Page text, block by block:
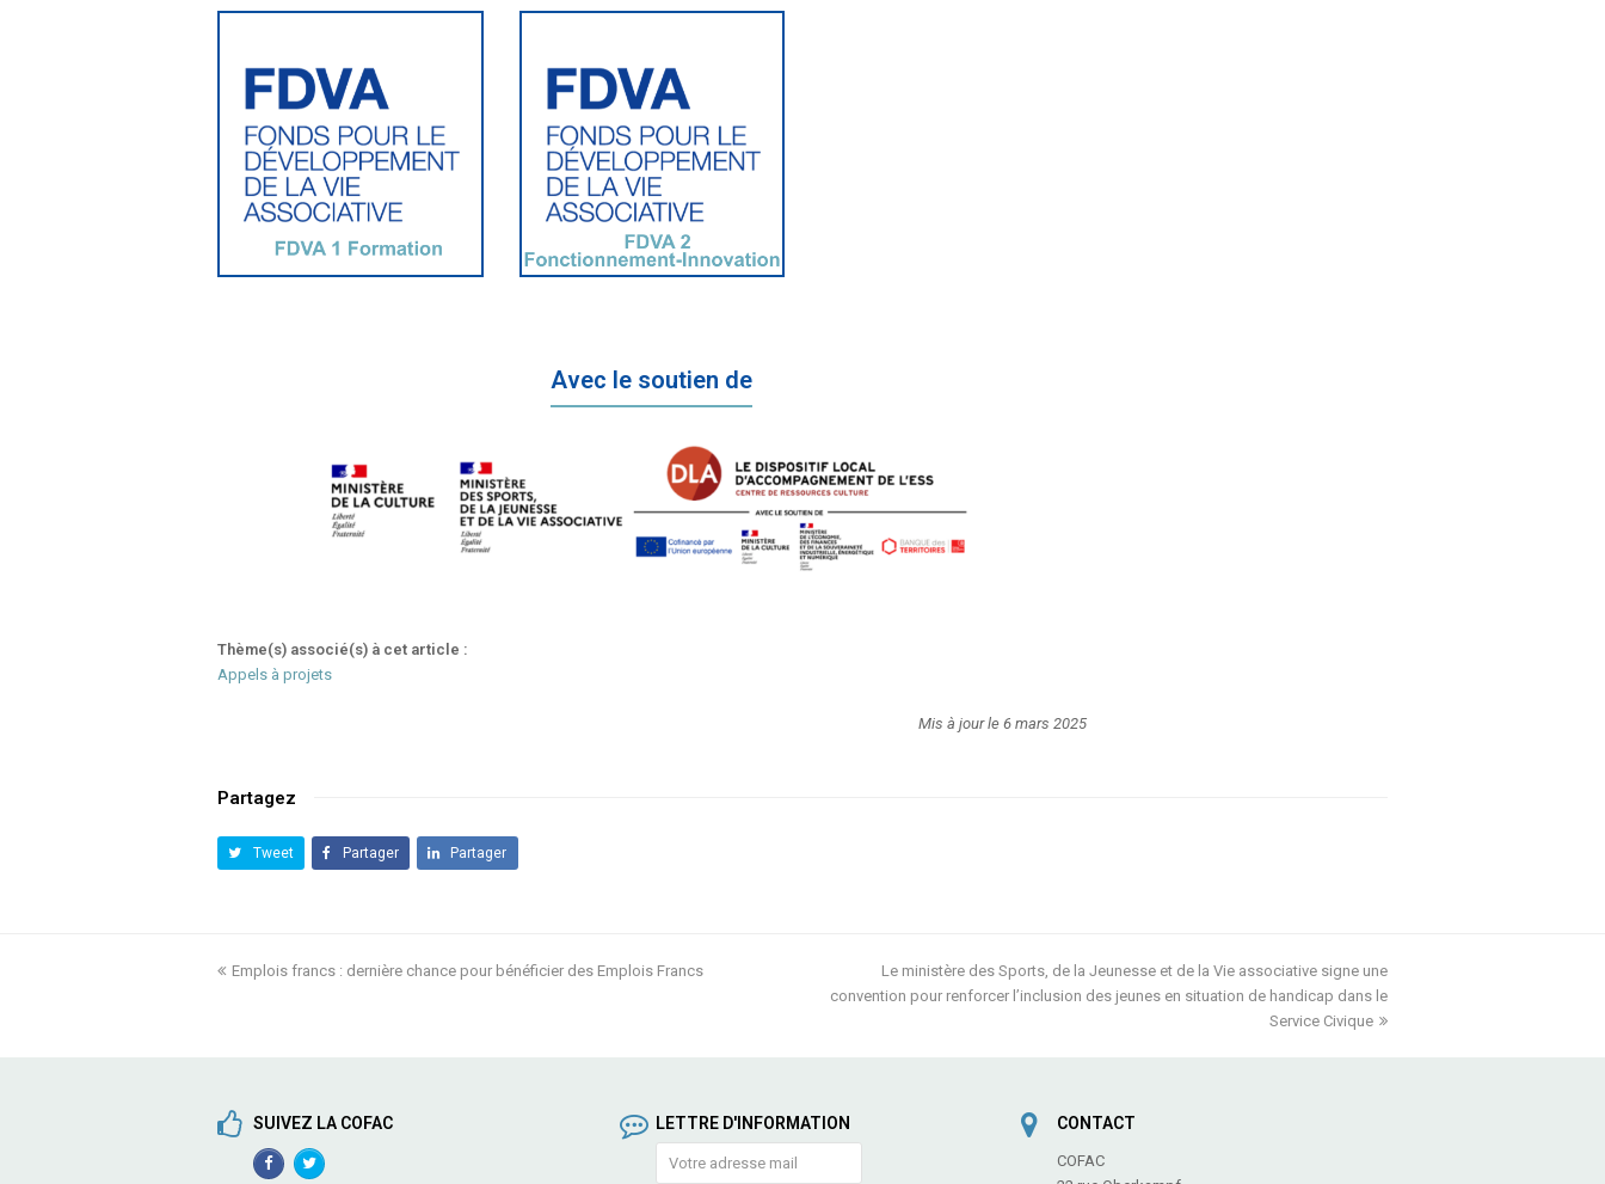
Avec le soutien de
Thème(s) associé(s) à cet article :
Appels à projets
Mis à jour le 6 mars 2025
Partagez
Tweet Partager Partager
previous
Emplois francs : dernière chance pour bénéficier des Emplois Francs
next
post:
Le ministère des Sports, de la Jeunesse et de la Vie associative signe une
convention pour renforcer l’inclusion des jeunes en situation de handicap dans le
Service Civique
SUIVEZ LA COFAC
FacebookTwitterProfile
LETTRE D'INFORMATION CONTACT
COFAC